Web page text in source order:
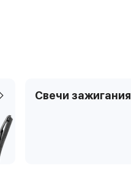
Свечи зажигания